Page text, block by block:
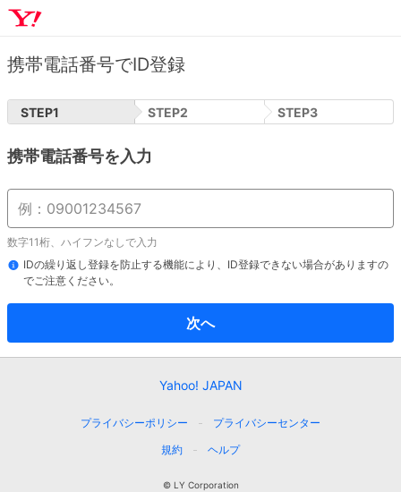
携帯電話番号でID登録
STEP1 STEP2 STEP3
携帯電話番号を入力
数字11桁、ハイフンなしで入力
IDの繰り返し登録を防止する機能により、ID登録できない場合がありますの
でご注意ください。
次へ
Yahoo! JAPAN
プライバシーポリシー
プライバシーセンター
規約
ヘルプ
© LY Corporation